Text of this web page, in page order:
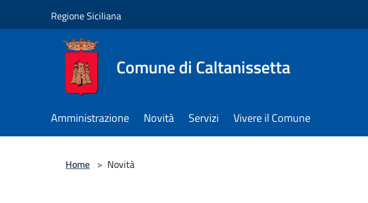
Regione Siciliana
Comune di Caltanissetta
Amministrazione Novità Servizi Vivere il Comune
Home > Novità